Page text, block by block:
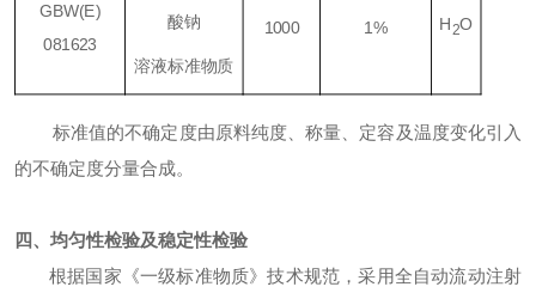
GBW(E)
081623
酸钠
溶液标准物质
1000 1% H 2O
标准值的不确定度由原料纯度、称量、定容及温度变化引入
的不确定度分量合成。
四、均匀性检验及稳定性检验
根据国家《一级标准物质》技术规范，采用全自动流动注射